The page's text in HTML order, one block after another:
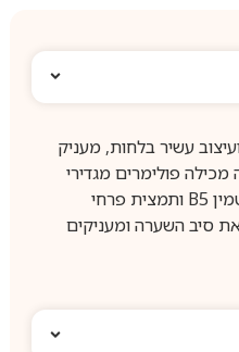
עשיר בלחות, מעניק
פולימרים מגדירי
סלסול לשיער, קרטין, פרו ויטמין B5 ותמצית פרחי
סיב השערה ומעניקים